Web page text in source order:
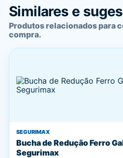
Similares e
Produtos relacionados para
compra.
SEGURIMAX
Bucha de Redução Ferro
Segurimax